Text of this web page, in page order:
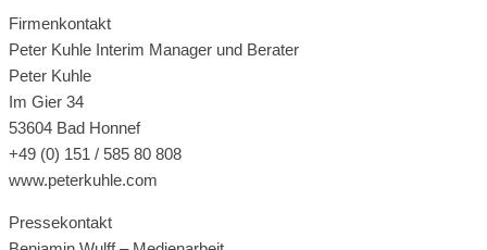
Firmenkontakt
Peter Kuhle Interim Manager und Berater
Peter Kuhle
Im Gier 34
53604 Bad Honnef
+49 (0) 151 / 585 80 808
www.peterkuhle.com
Pressekontakt